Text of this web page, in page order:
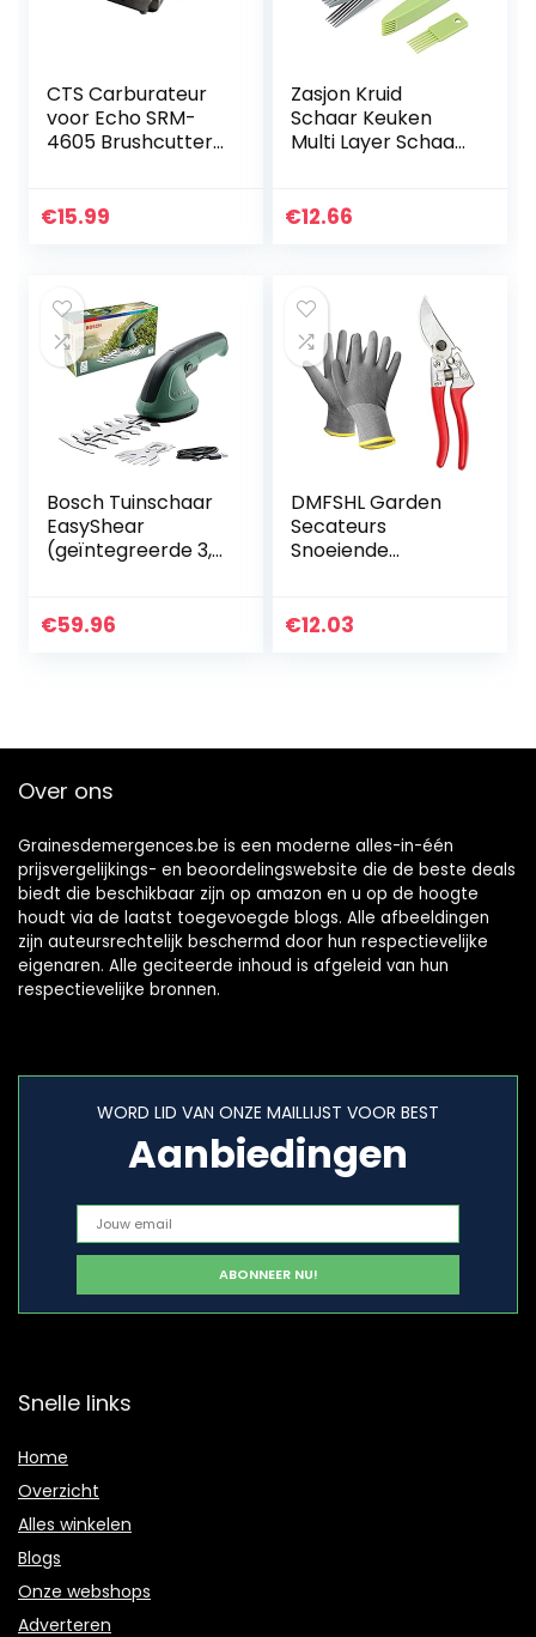
CTS Carburateur
voor Echo SRM-
4605 Brushcutter
€15.99
Zasjon Kruid
Schaar Keuken
Multi Layer Schaar
Chopper Schaar
€12.66
Bosch Tuinschaar
EasyShear
(geïntegreerde 3,6
12 cm (buxus) / 8
€59.96
DMFSHL Garden
Secateurs
Snoeiende
Tuinschaar Met
€12.03
Over ons
Grainesdemergences.be is een moderne alles-in-één
prijsvergelijkings- en beoordelingswebsite die de beste deals
biedt die beschikbaar zijn op amazon en u op de hoogte
houdt via de laatst toegevoegde blogs. Alle afbeeldingen
zijn auteursrechtelijk beschermd door hun respectievelijke
eigenaren. Alle geciteerde inhoud is afgeleid van hun
respectievelijke bronnen.
WORD LID VAN ONZE MAILLIJST VOOR BEST
Aanbiedingen
Snelle links
Home
Overzicht
Alles winkelen
Blogs
Onze webshops
Adverteren